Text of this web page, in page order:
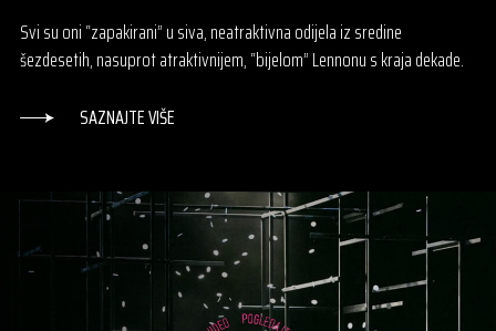
Svi su oni “zapakirani” u siva, neatraktivna odijela iz sredine
šezdesetih, nasuprot atraktivnijem, “bijelom” Lennonu s kraja dekade.
SAZNAJTE VIŠE